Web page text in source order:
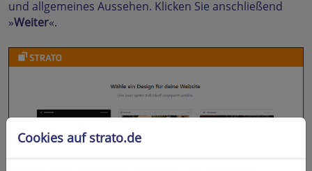
und allgemeines Aussehen. Klicken Sie anschließend
»Weiter«.
Cookies auf strato.de